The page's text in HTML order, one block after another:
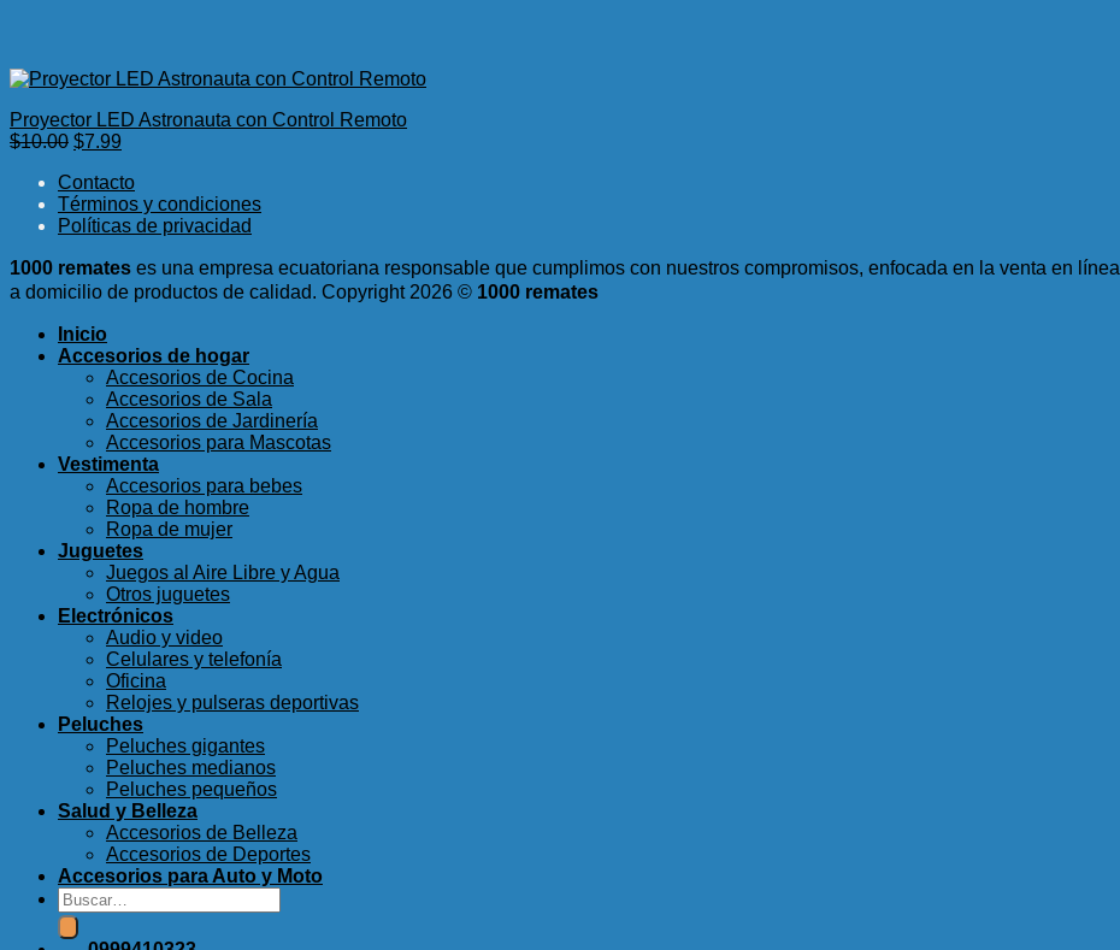
Proyector LED Astronauta con Control Remoto
$10.00 El
original
era:
$10.00.
$7.99
actual
es:
$7.99.
Contacto
Términos y condiciones
Políticas de privacidad
1000 remates es una empresa ecuatoriana responsable que cumplimos con nuestros compromisos, enfocada en la venta en
a domicilio de productos de calidad. Copyright 2026 © 1000 remates
Inicio
Accesorios de hogar
Accesorios de Cocina
Accesorios de Sala
Accesorios de Jardinería
Accesorios para Mascotas
Vestimenta
Accesorios para bebes
Ropa de hombre
Ropa de mujer
Juguetes
Juegos al Aire Libre y Agua
Otros juguetes
Electrónicos
Audio y video
Celulares y telefonía
Oficina
Relojes y pulseras deportivas
Peluches
Peluches gigantes
Peluches medianos
Peluches pequeños
Salud y Belleza
Accesorios de Belleza
Accesorios de Deportes
Accesorios para Auto y Moto
Buscar
por: